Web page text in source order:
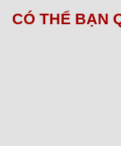
CÓ THỂ BẠN